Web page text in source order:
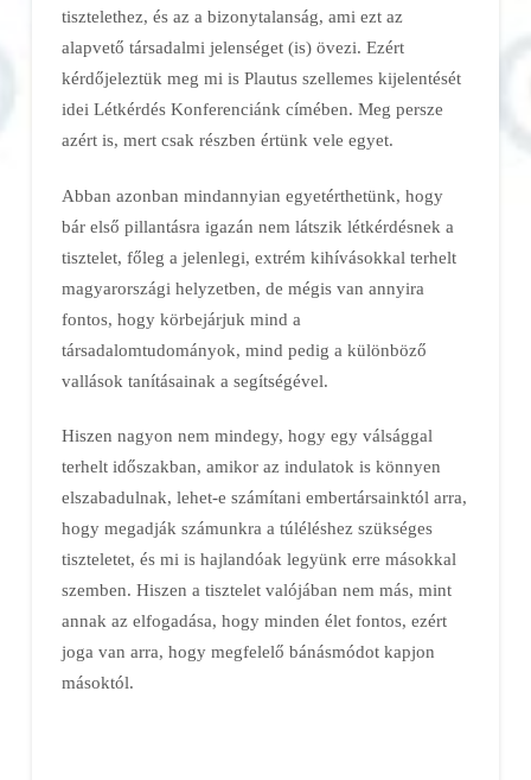
tisztelethez, és az a bizonytalanság, ami ezt az
alapvető társadalmi jelenséget (is) övezi. Ezért
kérdőjeleztük meg mi is Plautus szellemes kijelentését
idei Létkérdés Konferenciánk címében. Meg persze
azért is, mert csak részben értünk vele egyet.
Abban azonban mindannyian egyetérthetünk, hogy
bár első pillantásra igazán nem látszik létkérdésnek a
tisztelet, főleg a jelenlegi, extrém kihívásokkal terhelt
magyarországi helyzetben, de mégis van annyira
fontos, hogy körbejárjuk mind a
társadalomtudományok, mind pedig a különböző
vallások tanításainak a segítségével.
Hiszen nagyon nem mindegy, hogy egy válsággal
terhelt időszakban, amikor az indulatok is könnyen
elszabadulnak, lehet-e számítani embertársainktól arra,
hogy megadják számunkra a túléléshez szükséges
tiszteletet, és mi is hajlandóak legyünk erre másokkal
szemben. Hiszen a tisztelet valójában nem más, mint
annak az elfogadása, hogy minden élet fontos, ezért
joga van arra, hogy megfelelő bánásmódot kapjon
másoktól.